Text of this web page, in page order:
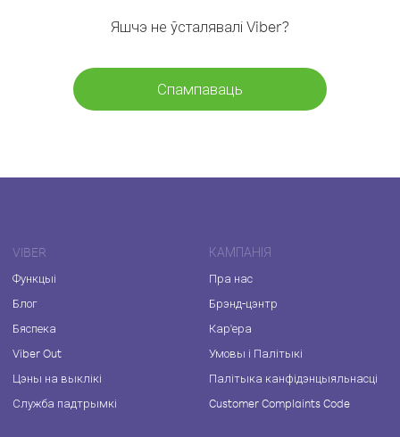
Яшчэ не ўсталявалі Viber?
Спампаваць
VIBER
Функцыі
Блог
Бяспека
Viber Out
Цэны на выклікі
Служба падтрымкі
КАМПАНІЯ
Пра нас
Брэнд-цэнтр
Кар'ера
Умовы і Палітыкі
Палітыка канфідэнцыяльнасці
Customer Complaints Code